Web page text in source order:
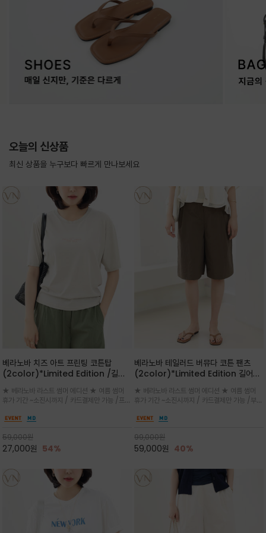
오늘의 신상품
최신 상품을 누구보다 빠르게 만나보세요
베라노바 치즈 아트 프린팅 코튼탑
(2color)*Limited Edition /길어
세요 ^^
★ 베라노바 라스트 썸머 에디션 ★ 여름 썸머
휴가 기간 ~소진시까지 / 카드결제만 가능 /프론
러스트 프린트가 더해져 과하지 않으면서도 세련
59,000원
27,000원 54%
베라노바 테일러드 버뮤다 코튼 팬츠
(2color)*Limited Edition 길어진
^^
★ 베라노바 라스트 썸머 에디션 ★ 여름 썸머
휴가 기간 ~소진시까지 / 카드결제만 가능 /부드
은은한 매트 컬러가 고급스러운 분위기
99,000원
59,000원 40%